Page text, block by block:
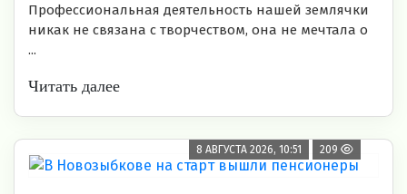
Профессиональная деятельность нашей землячки
никак не связана с творчеством, она не мечтала о
...
Читать далее
8 АВГУСТА 2026, 10:51 209